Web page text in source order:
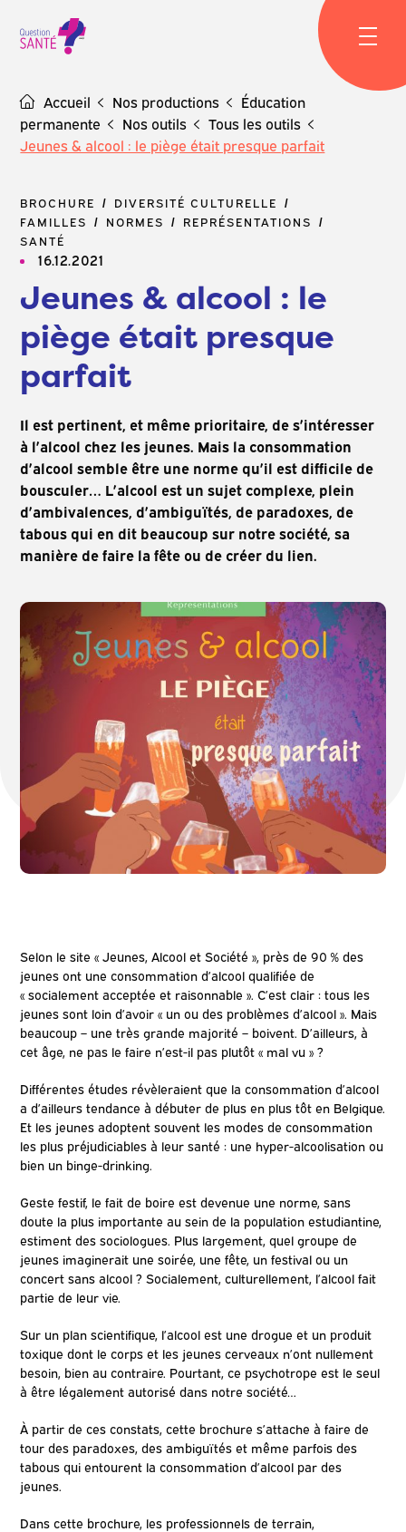
content
Accueil Nos productions
Éducation
permanente
Nos outils
Tous les outils
Jeunes & alcool : le piège était presque parfait
BROCHURE
DIVERSITÉ CULTURELLE
FAMILLES
NORMES
REPRÉSENTATIONS
SANTÉ
16.12.2021
Jeunes & alcool : le
piège était presque
parfait
Il est pertinent, et même prioritaire, de s’intéresser
à l’alcool chez les jeunes. Mais la consommation
d’alcool semble être une norme qu’il est difficile de
bousculer… L’alcool est un sujet complexe, plein
d’ambivalences, d’ambiguïtés, de paradoxes, de
tabous qui en dit beaucoup sur notre société, sa
manière de faire la fête ou de créer du lien.
Selon le site « Jeunes, Alcool et Société », près de 90 % des
jeunes ont une consommation d’alcool qualifiée de
« socialement acceptée et raisonnable ». C’est clair : tous les
jeunes sont loin d’avoir « un ou des problèmes d’alcool ». Mais
beaucoup – une très grande majorité – boivent. D’ailleurs, à
cet âge, ne pas le faire n’est-il pas plutôt « mal vu » ?
Différentes études révèleraient que la consommation d’alcool
a d’ailleurs tendance à débuter de plus en plus tôt en Belgique.
Et les jeunes adoptent souvent les modes de consommation
les plus préjudiciables à leur santé : une hyper-alcoolisation ou
bien un binge-drinking.
Geste festif, le fait de boire est devenue une norme, sans
doute la plus importante au sein de la population estudiantine,
estiment des sociologues. Plus largement, quel groupe de
jeunes imaginerait une soirée, une fête, un festival ou un
concert sans alcool ? Socialement, culturellement, l’alcool fait
partie de leur vie.
Sur un plan scientifique, l’alcool est une drogue et un produit
toxique dont le corps et les jeunes cerveaux n’ont nullement
besoin, bien au contraire. Pourtant, ce psychotrope est le seul
à être légalement autorisé dans notre société…
À partir de ces constats, cette brochure s’attache à faire de
tour des paradoxes, des ambiguïtés et même parfois des
tabous qui entourent la consommation d’alcool par des
jeunes.
Dans cette brochure, les professionnels de terrain,